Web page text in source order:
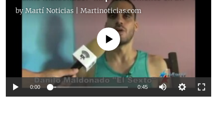
by Martí Noticias | Martinoticias.com
No media source currently available
0:00 0:45